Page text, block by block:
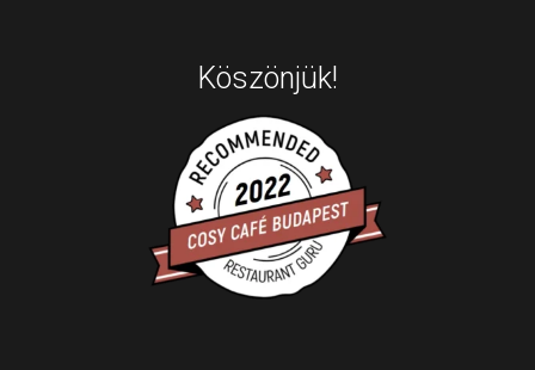
Köszönjük!